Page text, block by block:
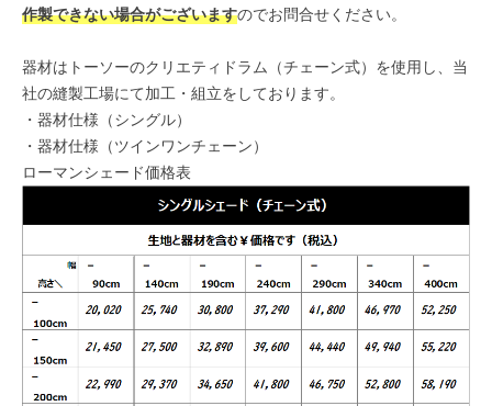
作製できない場合がございますのでお問合せください。
器材はトーソーのクリエティドラム（チェーン式）を使用し、当
社の縫製工場にて加工・組立をしております。
・ 器材仕様（シングル）
・ 器材仕様（ツインワンチェーン）
ローマンシェード価格表